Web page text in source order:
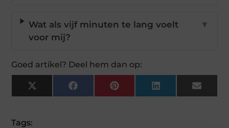
Wat als vijf minuten te lang voelt
voor mij?
▼
Goed artikel? Deel hem dan op:
X
(Twitter)
FacebookPinterestLinkedInEmail
Tags: